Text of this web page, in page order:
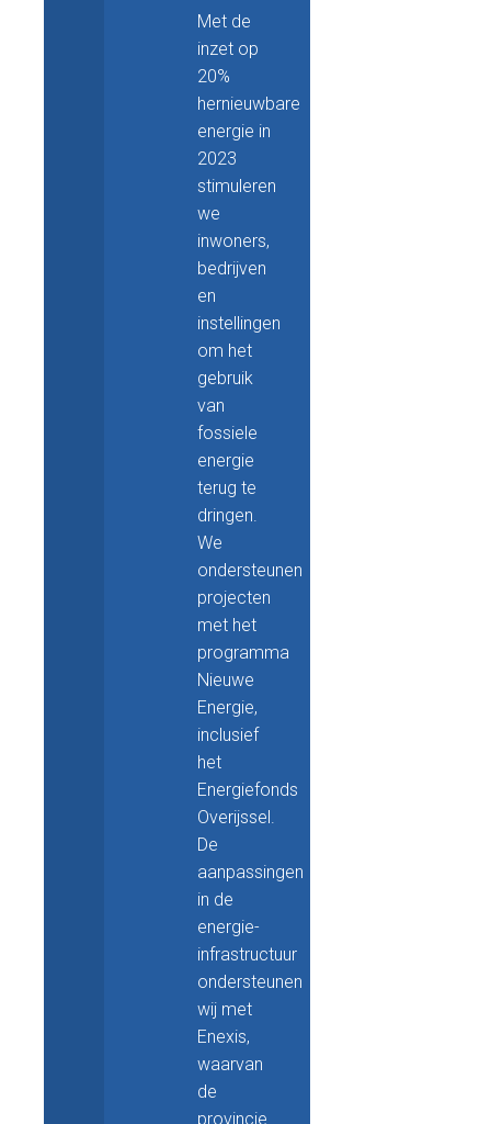
Met de
inzet op
20%
hernieuwbare
energie in
2023
stimuleren
we
inwoners,
bedrijven
en
instellingen
om het
gebruik
van
fossiele
energie
terug te
dringen.
We
ondersteunen
projecten
met het
programma
Nieuwe
Energie,
inclusief
het
Energiefonds
Overijssel.
De
aanpassingen
in de
energie-
infrastructuur
ondersteunen
wij met
Enexis,
waarvan
de
provincie